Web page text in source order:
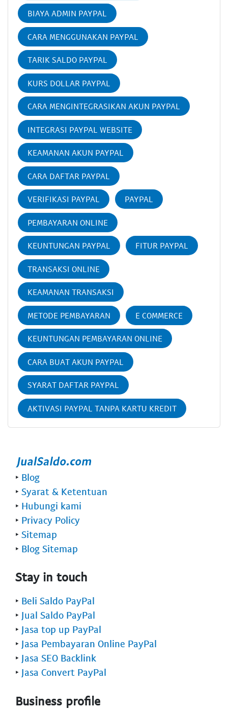
BIAYA ADMIN PAYPAL
CARA MENGGUNAKAN PAYPAL
TARIK SALDO PAYPAL
KURS DOLLAR PAYPAL
CARA MENGINTEGRASIKAN AKUN PAYPAL
INTEGRASI PAYPAL WEBSITE
KEAMANAN AKUN PAYPAL
CARA DAFTAR PAYPAL
VERIFIKASI PAYPAL PAYPAL
PEMBAYARAN ONLINE
KEUNTUNGAN PAYPAL FITUR PAYPAL
TRANSAKSI ONLINE
KEAMANAN TRANSAKSI
METODE PEMBAYARAN E COMMERCE
KEUNTUNGAN PEMBAYARAN ONLINE
CARA BUAT AKUN PAYPAL
SYARAT DAFTAR PAYPAL
AKTIVASI PAYPAL TANPA KARTU KREDIT
‣ Blog
‣ Syarat & Ketentuan
‣ Hubungi kami
‣ Privacy Policy
‣ Sitemap
‣ Blog Sitemap
Stay in touch
‣ Beli Saldo PayPal
‣ Jual Saldo PayPal
‣ Jasa top up PayPal
‣ Jasa Pembayaran Online PayPal
‣ Jasa SEO Backlink
‣ Jasa Convert PayPal
Business profile